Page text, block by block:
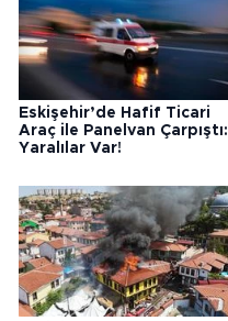
Eskişehir’de Hafif Ticari
Araç ile Panelvan Çarpıştı:
Yaralılar Var!